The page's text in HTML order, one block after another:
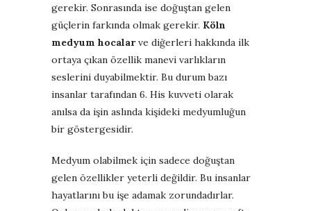
gerekir. Sonrasında ise doğuştan gelen
güçlerin farkında olmak gerekir. Köln
medyum hocalarve diğerleri hakkında ilk
ortaya çıkan özellik manevi varlıkların
seslerini duyabilmektir. Bu durum bazı
insanlar tarafından 6. His kuvveti olarak
anılsa da işin aslında kişideki medyumluğun
bir göstergesidir.
Medyum olabilmek için sadece doğuştan
gelen özellikler yeterli değildir. Bu insanlar
hayatlarını bu işe adamak zorundadırlar.